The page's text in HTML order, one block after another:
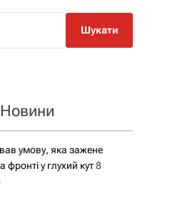
р
о
у
умову, яка зажене
фронті у глухий кут 8